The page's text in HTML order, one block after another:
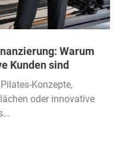
Warum
Kunden sind
Konzepte,
oder innovative